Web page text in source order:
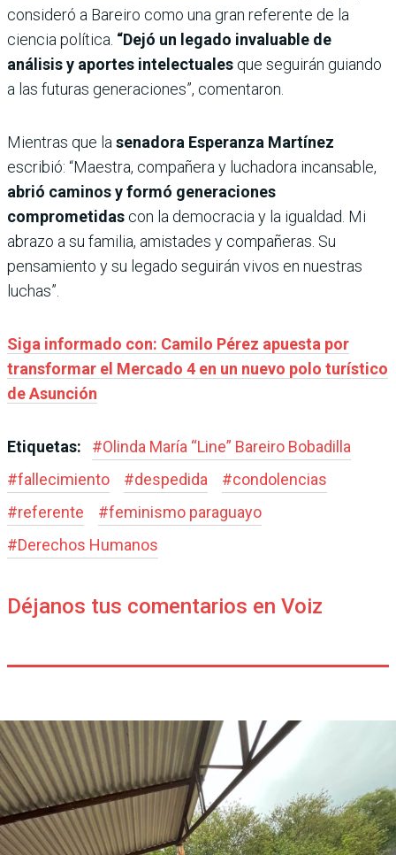
consideró a Bareiro como una gran referente de la
ciencia política. “Dejó un legado invaluable de
análisis y aportes intelectuales que seguirán guiando
a las futuras generaciones”, comentaron.
Mientras que la senadora Esperanza Martínez
escribió: “Maestra, compañera y luchadora incansable,
abrió caminos y formó generaciones
comprometidas con la democracia y la igualdad. Mi
abrazo a su familia, amistades y compañeras. Su
pensamiento y su legado seguirán vivos en nuestras
luchas”.
Siga informado con: Camilo Pérez apuesta por
transformar el Mercado 4 en un nuevo polo turístico
de Asunción
Etiquetas: #Olinda María “Line” Bareiro Bobadilla
#fallecimiento #despedida #condolencias
#referente #feminismo paraguayo
#Derechos Humanos
Déjanos tus comentarios en Voiz